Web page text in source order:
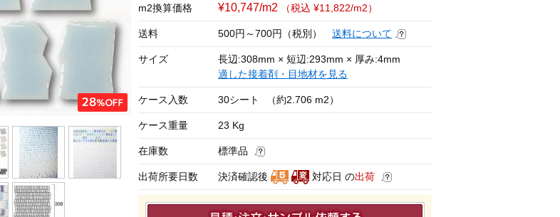
m2換算価格 ¥10,747/m2 （税込 ¥11,822/m2）
送料 500円～700円（税別） 送料について
サイズ
長辺:308mm × 短辺:293mm × 厚み:4mm
適した接着剤・目地材を見る
ケース入数 30シート （約2.706 m2）
ケース重量 23 Kg
在庫数 標準品
出荷所要日数 決済確認後 対応日 の出荷